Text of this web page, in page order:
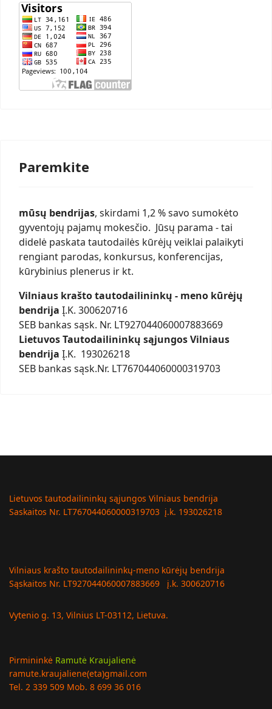
Paremkite
mūsų bendrijas, skirdami 1,2 % savo sumokėto
gyventojų pajamų mokesčio. Jūsų parama - tai
didelė paskata tautodailės kūrėjų veiklai palaikyti
rengiant parodas, konkursus, konferencijas,
kūrybinius plenerus ir kt.
Vilniaus krašto tautodailininkų - meno kūrėjų
bendrija Į.K. 300620716
SEB bankas sąsk. Nr. LT927044060007883669
Lietuvos Tautodailininkų sąjungos Vilniaus
bendrija Į.K. 193026218
SEB bankas sąsk.Nr. LT767044060000319703
Lietuvos tautodailininkų sąjungos Vilniaus bendrija
Saskaitos Nr. LT767044060000319703 į.k. 193026218
Vilniaus krašto tautodailininkų-meno kūrėjų bendrija
Sąskaitos Nr. LT927044060007883669 į.k. 300620716
Vytenio g. 13, Vilnius LT-03112, Lietuva.
Pirmininkė Ramutė Kraujalienė
ramute.kraujaliene(eta)gmail.com
Tel. 2 339 509 Mob. 8 699 36 016